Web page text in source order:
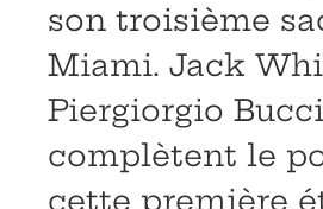
son troisième
Miami. Jack
Piergiorgio Bucci
complètent le
cette première